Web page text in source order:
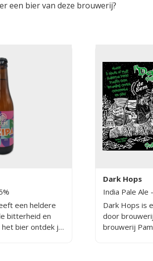
een bier van deze brouwerij?
een heldere
bitterheid en
bier ontdek je
Dark Hops
India Pale Ale
Dark Hops is
door
brouwerij